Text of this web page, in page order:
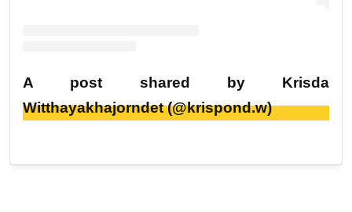
A post shared by Krisda
Witthayakhajorndet (@krispond.w)